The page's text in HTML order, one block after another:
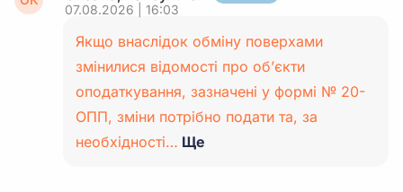
07.08.2026 | 16:03
Якщо внаслідок обміну поверхами
змінилися відомості про об’єкти
оподаткування, зазначені у формі № 20-
ОПП, зміни потрібно подати та, за
необхідності… Ще